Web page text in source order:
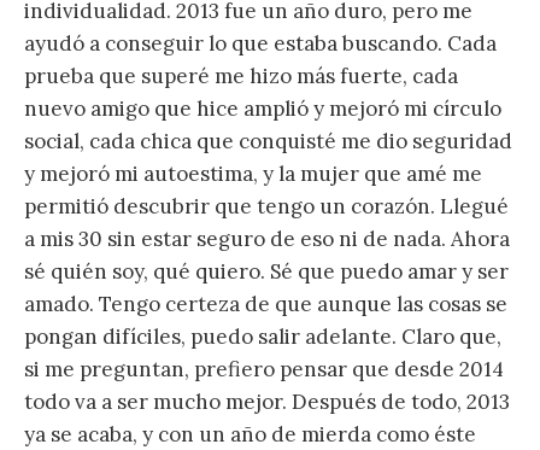
individualidad. 2013 fue un año duro, pero me
ayudó a conseguir lo que estaba buscando. Cada
prueba que superé me hizo más fuerte, cada
nuevo amigo que hice amplió y mejoró mi círculo
social, cada chica que conquisté me dio seguridad
y mejoró mi autoestima, y la mujer que amé me
permitió descubrir que tengo un corazón. Llegué
a mis 30 sin estar seguro de eso ni de nada. Ahora
sé quién soy, qué quiero. Sé que puedo amar y ser
amado. Tengo certeza de que aunque las cosas se
pongan difíciles, puedo salir adelante. Claro que,
si me preguntan, prefiero pensar que desde 2014
todo va a ser mucho mejor. Después de todo, 2013
ya se acaba, y con un año de mierda como éste